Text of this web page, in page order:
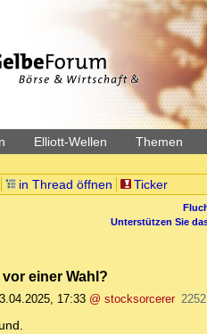
Elliott-Wellen Themen
in Thread öffnen Ticker
Unterstützen Sie
einer Wahl?
17:33 @ stocksorcerer